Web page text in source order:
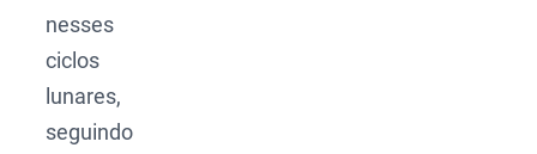
nesses
ciclos
lunares,
seguindo